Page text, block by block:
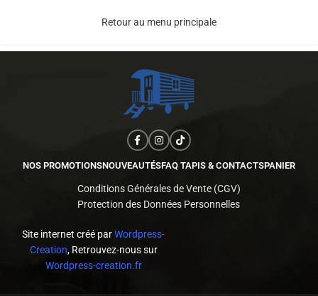
Retour au menu principale
NOS PROMOTIONSNOUVEAUTÉSFAQ TAPIS & CONTACTSPANIER
Conditions Générales de Vente (CGV)
Protection des Données Personnelles
Site internet créé parWordpress-
Creation, Retrouvez-nous sur
Wordpress-creation.fr